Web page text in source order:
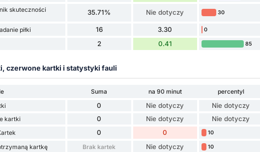
skuteczności
35.71% Nie dotyczy 30
piłki 16 3.30 0
2 0.41 85
czerwone kartki i statystyki fauli
Suma na 90 minut
percentyl
0 Nie dotyczy Nie dotyczy
kartki 0 Nie dotyczy Nie dotyczy
0 0 10
kartkę Brak kartek Nie dotyczy 10